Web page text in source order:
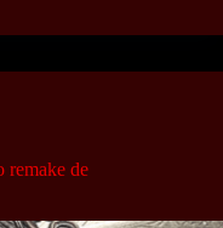
remake de